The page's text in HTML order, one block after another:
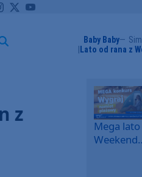
Baby Baby
Lato od rana z
z
Mega lato
Weekend